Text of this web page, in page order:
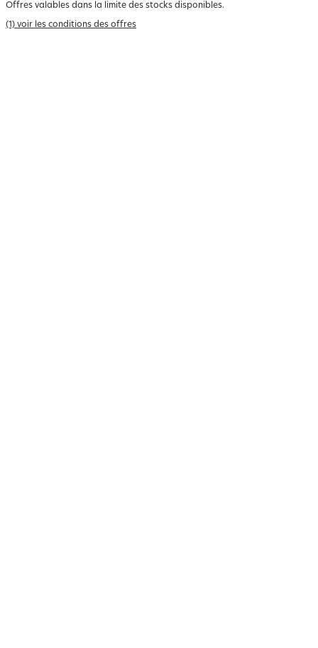
Offres valables dans la limite des stocks disponibles.
(1) voir les conditions des offres